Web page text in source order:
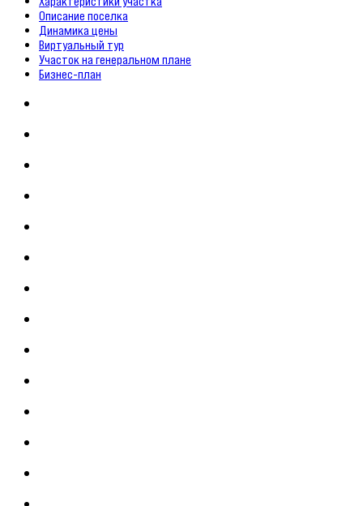
Описание поселка
Динамика цены
Виртуальный тур
Участок на генеральном плане
Бизнес-план